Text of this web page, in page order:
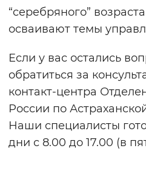
“серебряного”
осваивают темы
Если у вас остались
обратиться за
контакт-центра
России по
Наши специалисты
дни с 8.00 до 17.00 (в